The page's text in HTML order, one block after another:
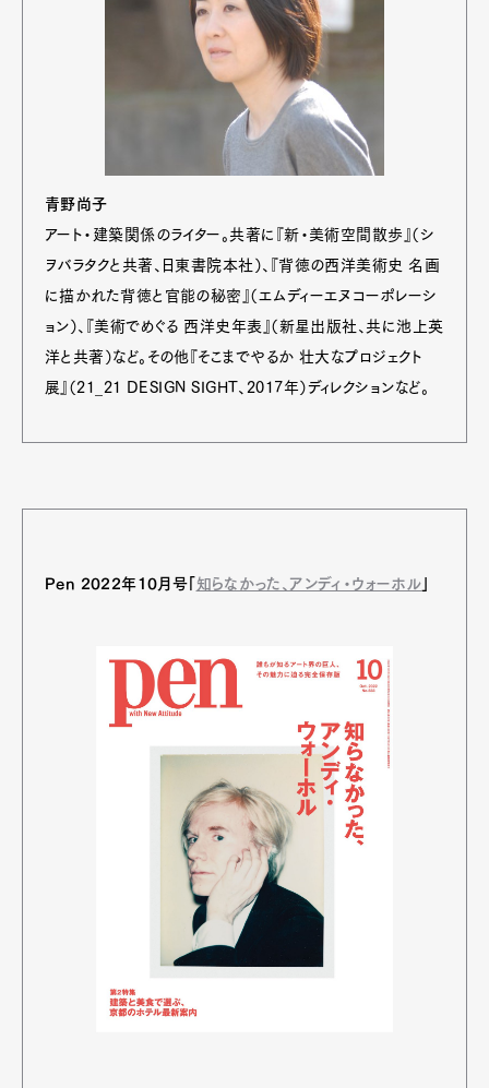
青野尚子
アート・建築関係のライター。共著に『新・美術空間散歩』（シ
ヲバラタクと共著、日東書院本社）、『背徳の西洋美術史 名画
に描かれた背徳と官能の秘密』（エムディーエヌコーポレーシ
ョン）、『美術でめぐる 西洋史年表』（新星出版社、共に池上英
洋と共著）など。その他『そこまでやるか 壮大なプロジェクト
展』（21_21 DESIGN SIGHT、2017年）ディレクションなど。
Pen 2022年10月号「知らなかった、アンディ・ウォーホル